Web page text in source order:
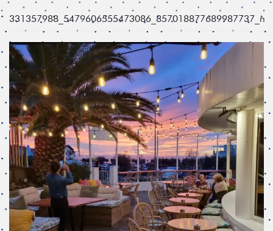
331357988_5479606555473086_857018877689987737_n